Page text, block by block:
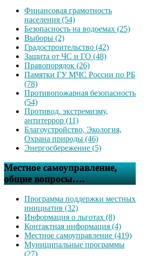
Финансовая грамотность
населения (54)
Безопасность на водоемах (25)
Выборы (2)
Градостроительство (42)
Защита от ЧС и ГО (48)
Правопорядок (26)
Памятки ГУ МЧС России по РБ
(78)
Противопожарная безопасность
(54)
Противод. экстремизму,
антитеррор (11)
Благоустройство, Экология,
Охрана природы (46)
Энергосбережение (5)
Местное самоуправление,
общие вопросы….
Программа поддержки местных
инициатив (32)
Информация о льготах (8)
Контактная информация (4)
Местное самоуправление (419)
Муниципальные программы
(27)